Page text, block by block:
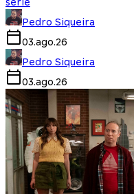
Pedro Siqueira
03.ago.26
Pedro Siqueira
03.ago.26